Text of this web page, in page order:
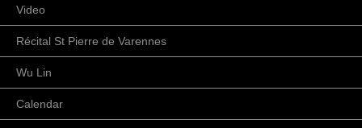
Video
Récital St Pierre de Varennes
Wu Lin
Calendar